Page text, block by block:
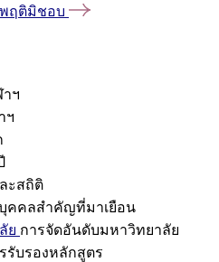
พฤติมิชอบ
ฯ
ฯ
ะสถิติ
คคลสำคัญที่มาเยือน
ย การจัดอันดับมหาวิทยาลัย
รับรองหลักสูตร